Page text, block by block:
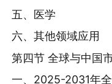
五、医学
六、其他领域应用
第四节 全球与中国
一、2025-2031年